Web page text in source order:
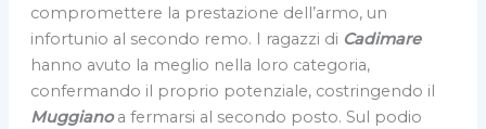
compromettere la prestazione dell’armo, un
infortunio al secondo remo. I ragazzi di Cadimare
hanno avuto la meglio nella loro categoria,
confermando il proprio potenziale, costringendo il
Muggianoa fermarsi al secondo posto. Sul podio